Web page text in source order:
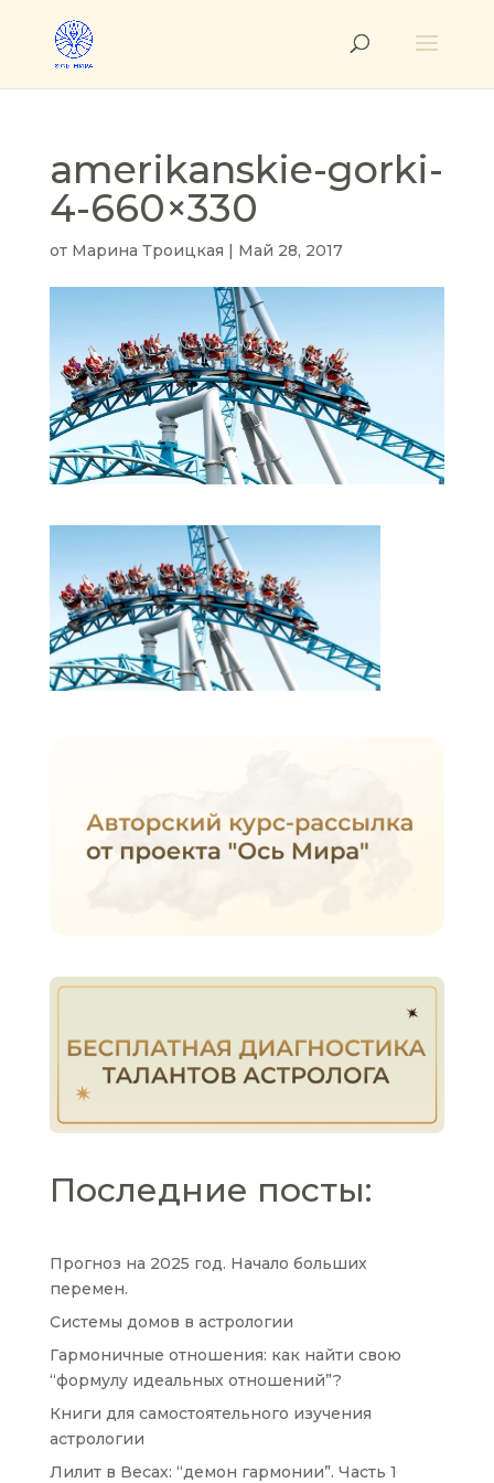
amerikanskie-gorki-
4-660×330
от Марина Троицкая | Май 28, 2017
Последние посты:
Прогноз на 2025 год. Начало больших
перемен.
Системы домов в астрологии
Гармоничные отношения: как найти свою
“формулу идеальных отношений”?
Книги для самостоятельного изучения
астрологии
Лилит в Весах: “демон гармонии”. Часть 1